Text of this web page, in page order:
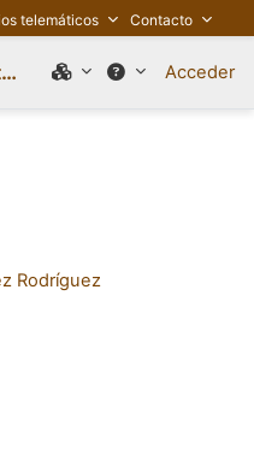
telemáticos Contacto
Escuelas y Facultades Acceder
Rodríguez